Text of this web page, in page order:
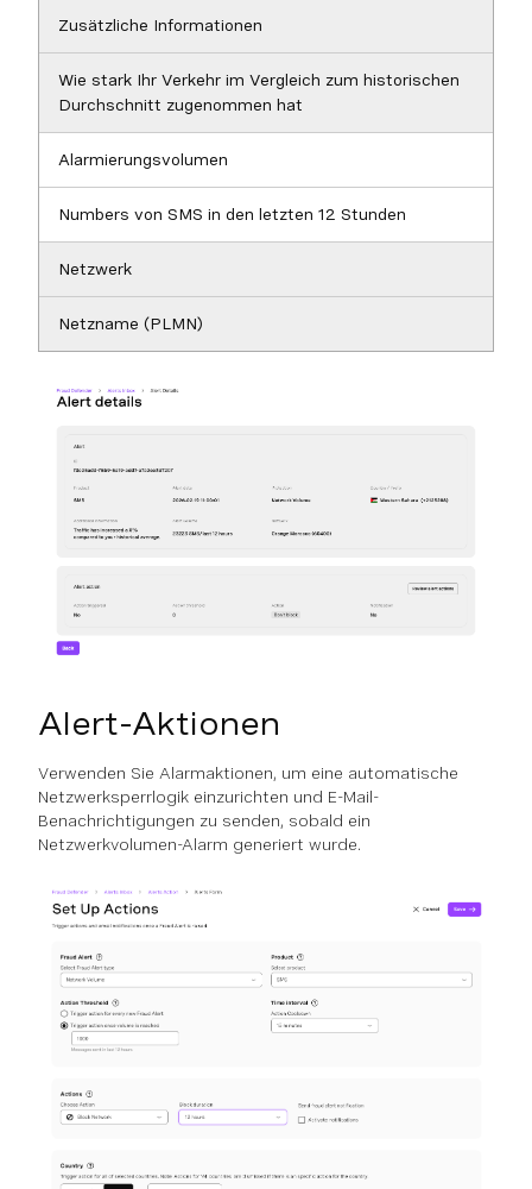
Zusätzliche Informationen
Wie stark Ihr Verkehr im Vergleich zum historischen
Durchschnitt zugenommen hat
Alarmierungsvolumen
Numbers von SMS in den letzten 12 Stunden
Netzwerk
Netzname (PLMN)
Alert-Aktionen
Verwenden Sie Alarmaktionen, um eine automatische
Netzwerksperrlogik einzurichten und E-Mail-
Benachrichtigungen zu senden, sobald ein
Netzwerkvolumen-Alarm generiert wurde.